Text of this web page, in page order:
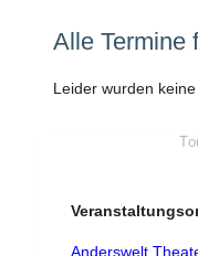
Alle Termine
Leider wurden
Anderswelt